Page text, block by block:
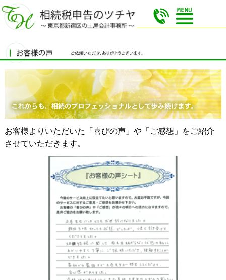
お客様よりいただいた「喜びの声」や「ご感想」をご紹介
させていただきます。